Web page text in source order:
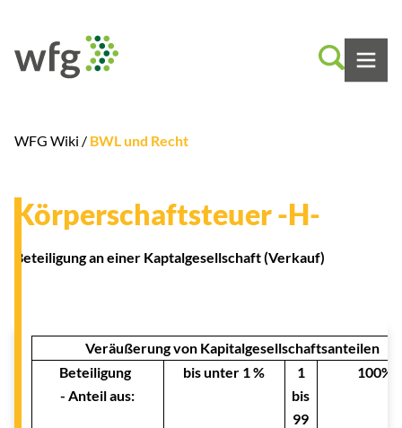
WFG Wiki / BWL und Recht
Körperschaftsteuer -H-
Beteiligung an einer Kaptalgesellschaft (Verkauf)
Veräußerung von Kapitalgesellschaftsanteilen
Beteiligung
- Anteil aus:
bis unter 1 %
1
bis
99
100%